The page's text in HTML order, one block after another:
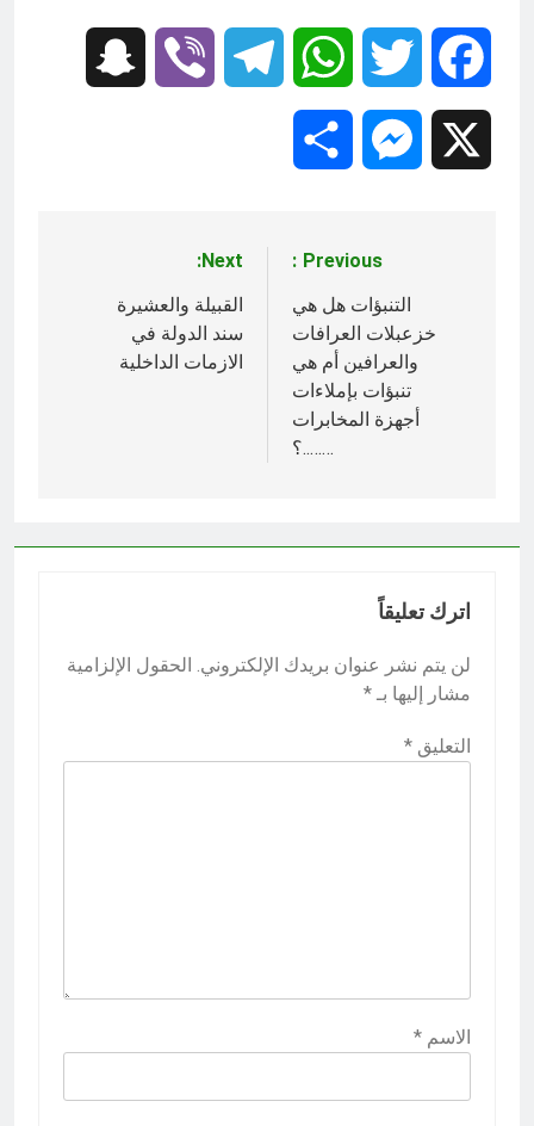
Facebook
Twitter
WhatsApp
Telegram
Viber
Messenger
المقالات
Previous:
التنبؤات هل هي
خزعبلات العرافات
والعرافين أم هي
تنبؤات بإملاءات
أجهزة المخابرات
……..؟
Next:
القبيلة والعشيرة
سند الدولة في
الازمات الداخلية
اترك تعليقاً
لن يتم نشر عنوان بريدك الإلكتروني. الحقول الإلزامية
مشار إليها بـ *
التعليق *
الاسم *